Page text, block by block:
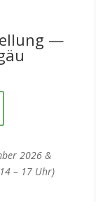
—
2026 &
– 17 Uhr)